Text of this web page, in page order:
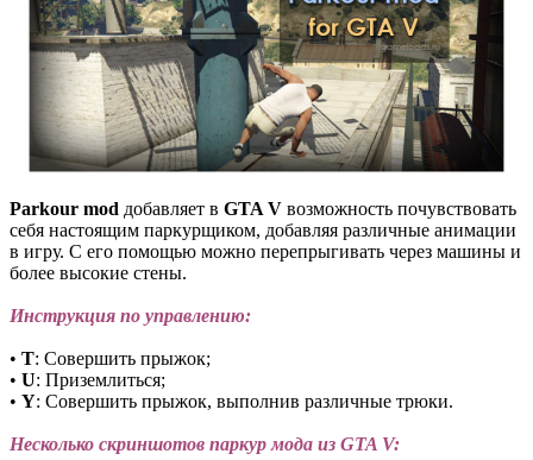
Parkour mod добавляет в GTA V возможность почувствовать
себя настоящим паркурщиком, добавляя различные анимации
в игру. С его помощью можно перепрыгивать через машины и
более высокие стены.
Инструкция по управлению:
• T: Совершить прыжок;
• U: Приземлиться;
• Y: Совершить прыжок, выполнив различные трюки.
Несколько скриншотов паркур мода из GTA V: